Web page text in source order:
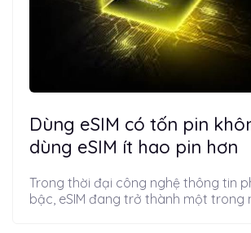
Dùng eSIM có tốn pin
dùng eSIM ít hao pin hơn
Trong thời đại công nghệ thông tin
bậc, eSIM đang trở thành một trong